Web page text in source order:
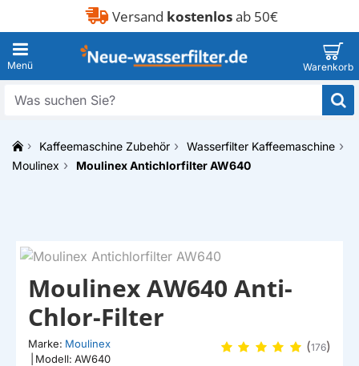
Versand kostenlosab 50€
Was
h
Kaffeemaschine Zubehör
Wasserfilter Kaffeemaschine
Moulinex
Moulinex Antichlorfilter AW640
Moulinex AW640 Anti-
Chlor-Filter
Marke: Moulinex
Modell: AW640
(176)